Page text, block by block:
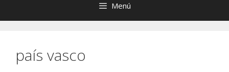
Menú
país vasco